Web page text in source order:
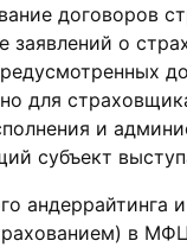
договоров
заявлений о
для
и
субъект
андеррайтинга
в